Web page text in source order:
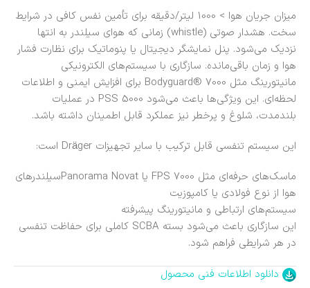
میزان جریان هوا > 1000 لیتر/دقیقه برای تأمین نفس کافی در شرایط
سخت. هشدار صوتی (whistle) زمانی که هوای سیلندر به انتها
نزدیک می‌شود. پنل نمایشگر دیجیتال یا پنوماتیک برای نظارت فشار
هوا و زمان باقی‌مانده. سازگاری با سیستم‌های الکترونیکی
مانیتورینگ مثل Bodyguard® 7000 برای افزایش ایمنی و اطلاعات
لحظه‌ای. این ویژگی‌ها باعث می‌شود PSS 5000 در عملیات
بلندمدت، شلوغ و پرخطر نیز عملکرد قابل‌ اطمینان داشته باشد.
این سیستم تنفسی قابل ترکیب با سایر تجهیزات Dräger است:
ماسک‌های حرفه‌ای مثل FPS 7000 یا Panorama Novatسیلندرهای
هوا از نوع فولادی یا کامپوزیت
سیستم‌های ارتباطی و مانیتورینگ پیشرفته
این سازگاری باعث می‌شود بسته SCBA کاملی برای حفاظت تنفسی
در هر شرایطی فراهم شود.
دانلود اطلاعات فنی محصول